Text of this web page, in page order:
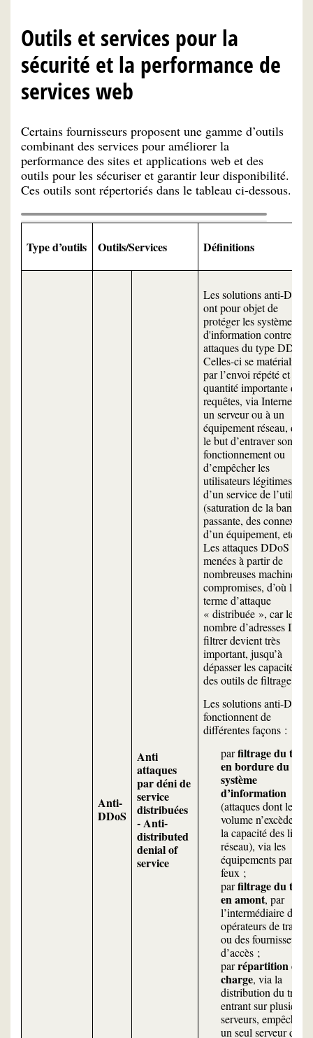
Outils et services pour la
sécurité et la performance de
services web
Certains fournisseurs proposent une gamme d’outils
combinant des services pour améliorer la
performance des sites et applications web et des
outils pour les sécuriser et garantir leur disponibilité.
Ces outils sont répertoriés dans le tableau ci-dessous.
Type d’outils Outils/Services Définitions
Anti-
DDoS
Anti
attaques
par déni de
service
distribuées
- Anti-
distributed
denial of
service
Les solutions anti-DDoS
ont pour objet de
protéger les systèmes
d'information contre les
attaques du type DDoS.
Celles-ci se matérialisent
par l’envoi répété et en
quantité importante de
requêtes, via Internet, à
un serveur ou à un
équipement réseau, dans
le but d’entraver son
fonctionnement ou
d’empêcher les
utilisateurs légitimes
d’un service de l’utiliser
(saturation de la bande
passante, des connexions
d’un équipement, etc.).
Les attaques DDoS sont
menées à partir de
nombreuses machines
compromises, d’où le
terme d’attaque
« distribuée », car le
nombre d’adresses IP à
filtrer devient très
important, jusqu’à
dépasser les capacités
des outils de filtrage.
Les solutions anti-DDoS
fonctionnent de
différentes façons :
parfiltrage du
en bordure du
système
d’information
(attaques dont le
volume n’excède pas
la capacité des liens
réseau), via les
équipements pare-
feux ;
parfiltrage du
en amont, par
l’intermédiaire des
opérateurs de transit
ou des fournisseurs
d’accès ;
parrépartition de
charge, via la
distribution du trafic
entrant sur plusieurs
serveurs, empêchant
un seul serveur